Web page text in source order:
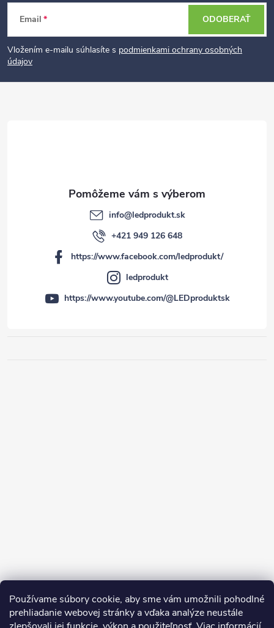
Používame súbory cookie, aby sme vám umožnili pohodlné
prehliadanie webovej stránky a vďaka analýze neustále
t
Email
Vložením e-mailu súhlasíte s podmienkami ochrany osobných
údajov
ODOBERAŤ
info@ledprodukt.sk
+421 949 126 648
https://www.facebook.com/ledprodukt/
ledprodukt
https://www.youtube.com/@LEDproduktsk